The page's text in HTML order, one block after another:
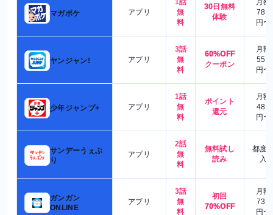
マガポケ アプリ
無
料
30日無料
体験
780
円〜
ヤンジャン! アプリ
3話
無
料
60%OFF
クーポン
月額
550
円〜
少年ジャンプ+ アプリ
1話
無
料
ポイント
還元
月額
480
円〜
サンデーうぇぶ
り
アプリ
2話
無
料
無料試し
読み
都度
入
ガンガン
ONLINE
アプリ
3話
無
料
初回
70%OFF
月額
730
円〜